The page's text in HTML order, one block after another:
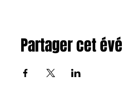
Partager cet